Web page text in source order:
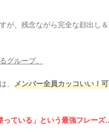
が、残念ながら完全な顔出し
グループ。
、 メンバー全員カッコいい！
ている」という最強フレーズ